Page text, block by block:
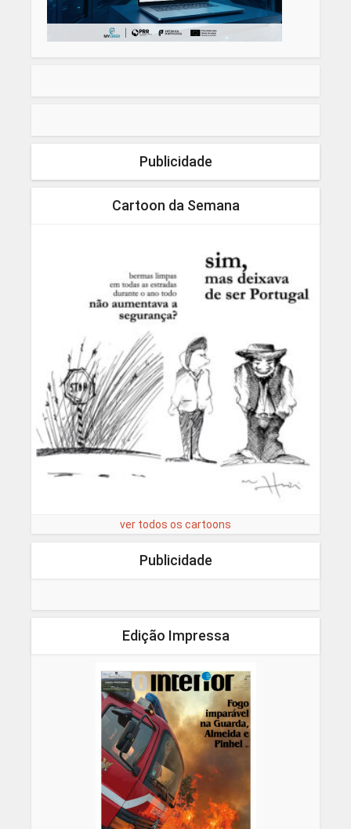
Publicidade
Cartoon da Semana
ver todos os cartoons
Publicidade
Edição Impressa